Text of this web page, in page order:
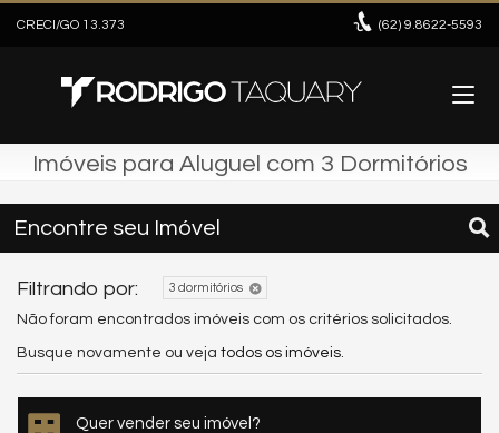
CRECI/GO 13.373 (62) 9.8622-5593
Imóveis para Aluguel com 3 Dormitórios
Encontre seu Imóvel
Filtrando por: 3 dormitórios
Não foram encontrados imóveis com os critérios solicitados.
Busque novamente ou veja todos os imóveis.
Quer vender seu imóvel?